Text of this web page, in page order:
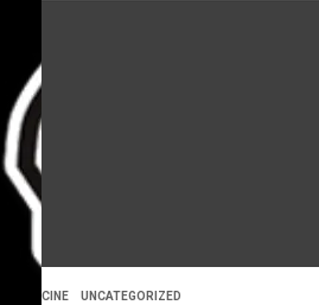
CINE UNCATEGORIZED